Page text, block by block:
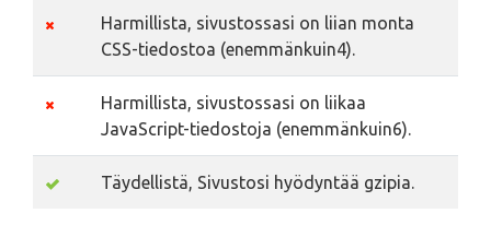
Harmillista, sivustossasi on liian monta
CSS-tiedostoa (enemmänkuin4).
Harmillista, sivustossasi on liikaa
JavaScript-tiedostoja (enemmänkuin6).
Täydellistä, Sivustosi hyödyntää gzipia.